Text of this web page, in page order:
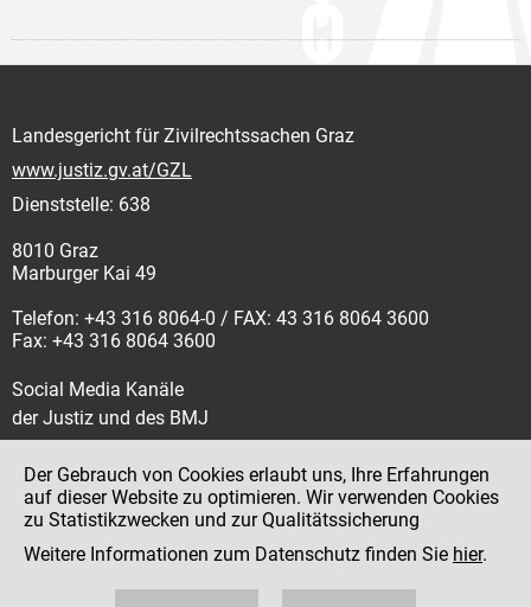
Landesgericht für Zivilrechtssachen Graz
www.justiz.gv.at/GZL
Dienststelle: 638
8010 Graz
Marburger Kai 49
Telefon: +43 316 8064-0 / FAX: 43 316 8064 3600
Fax: +43 316 8064 3600
Social Media Kanäle
der Justiz und des BMJ
Impressum
Datenschutz
Der Gebrauch von Cookies erlaubt uns, Ihre Erfahrungen
auf dieser Website zu optimieren. Wir verwenden Cookies
zu Statistikzwecken und zur Qualitätssicherung
Weitere Informationen zum Datenschutz finden Sie hier.